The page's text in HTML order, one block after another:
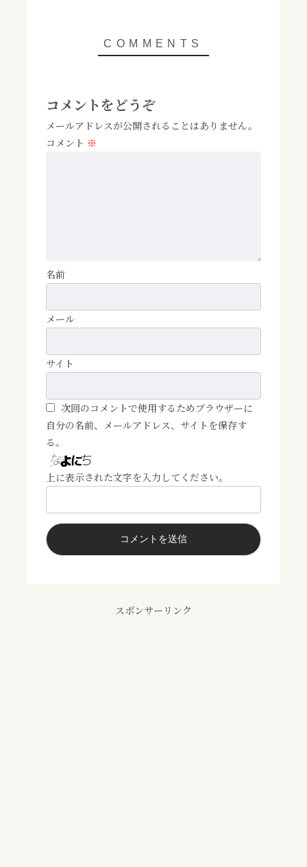
コメントをどうぞ
メールアドレスが公開されることはありません。
コメント ※
名前
メール
サイト
次回のコメントで使用するためブラウザーに
自分の名前、メールアドレス、サイトを保存す
る。
上に表示された文字を入力してください。
スポンサーリンク